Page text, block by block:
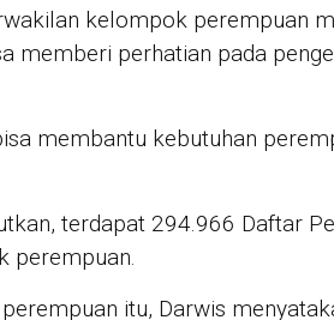
kelompok perempuan
memberi perhatian pada
membantu kebutuhan
terdapat 294.966 Daftar
perempuan.
itu, Darwis